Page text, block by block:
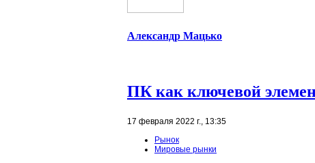
Александр Мацько
ПК как ключевой
17 февраля 2022 г., 13:35
Рынок
Мировые рынки